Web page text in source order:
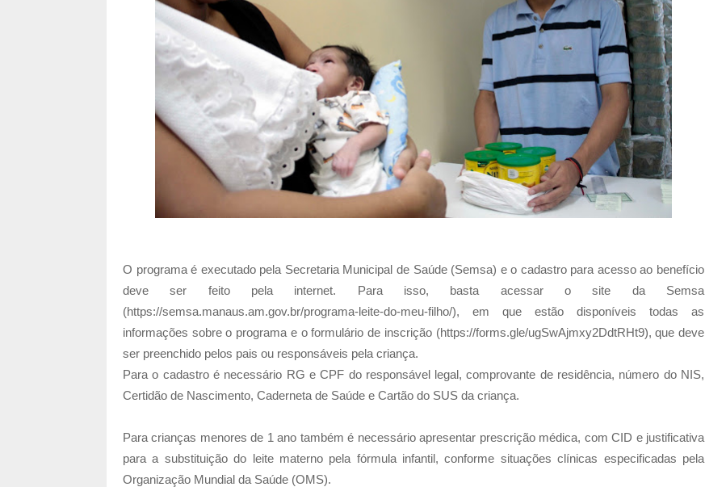
O programa é executado pela Secretaria Municipal de Saúde (Semsa) e o cadastro para acesso ao benefício
deve ser feito pela internet. Para isso, basta acessar o site da Semsa
(https://semsa.manaus.am.gov.br/programa-leite-do-meu-filho/), em que estão disponíveis todas as
informações sobre o programa e o formulário de inscrição (https://forms.gle/ugSwAjmxy2DdtRHt9), que deve
ser preenchido pelos pais ou responsáveis pela criança.
Para o cadastro é necessário RG e CPF do responsável legal, comprovante de residência, número do NIS,
Certidão de Nascimento, Caderneta de Saúde e Cartão do SUS da criança.
Para crianças menores de 1 ano também é necessário apresentar prescrição médica, com CID e justificativa
para a substituição do leite materno pela fórmula infantil, conforme situações clínicas especificadas pela
Organização Mundial da Saúde (OMS).